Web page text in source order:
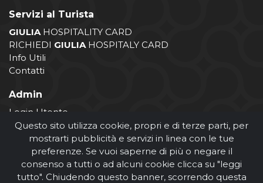
Servizi al Turista
GIULIA HOSPITALITY CARD
RICHIEDI GIULIA HOSPITALY CARD
Info Utili
Contatti
Admin
Login Utente
Login Operatore
Registrazione Operatore
Questo sito utilizza cookie, propri e di terze parti, per
mostrarti pubblicità e servizi in linea con le tue
preferenze. Se vuoi saperne di più o negare il
consenso a tutti o ad alcuni cookie clicca su "leggi
tutto". Chiudendo questo banner, scorrendo questa